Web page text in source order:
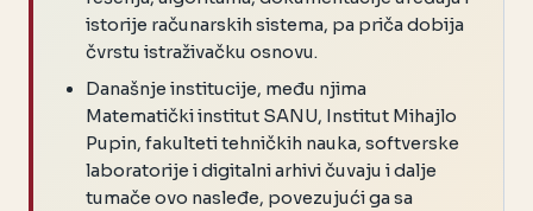
istorije računarskih sistema, pa priča dobija
čvrstu istraživačku osnovu.
Današnje institucije, među njima
Matematički institut SANU, Institut Mihajlo
Pupin, fakulteti tehničkih nauka, softverske
laboratorije i digitalni arhivi čuvaju i dalje
tumače ovo nasleđe, povezujući ga sa